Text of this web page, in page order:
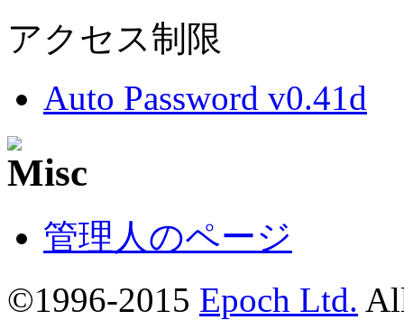
アクセス制限
Auto Password v0.41d
管理人のページ
©1996-2015 Epoch Ltd.